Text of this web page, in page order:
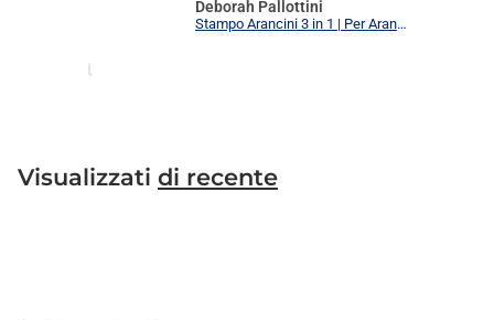
Deborah Pallottini
Stampo Arancini 3 in 1 | Per Arancini, Supplì e Polpette Uniformi | 3 Forme Intercambiabili Food Grade + Ricettario
Visualizzati di recente